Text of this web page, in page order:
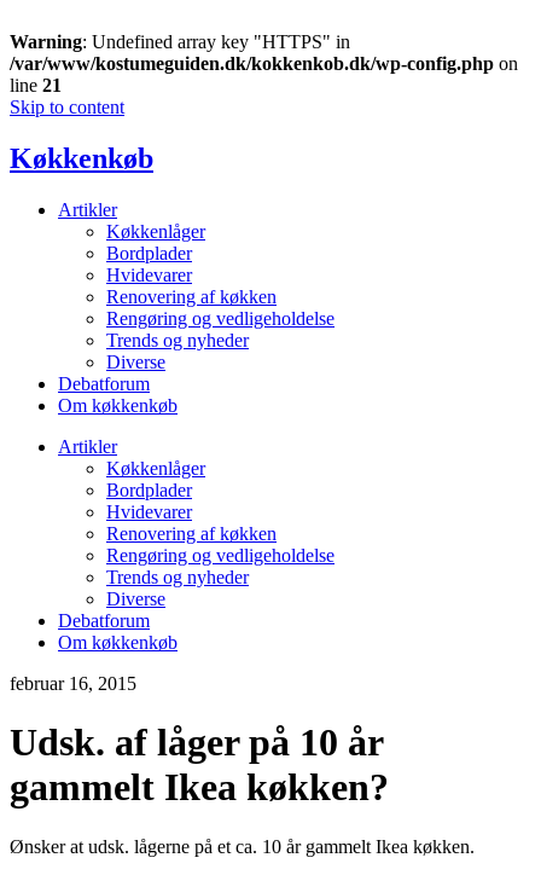
Warning: Undefined array key "HTTPS" in
/var/www/kostumeguiden.dk/kokkenkob.dk/wp-config.php on
line 21
Skip to content
Køkkenkøb
Artikler
Køkkenlåger
Bordplader
Hvidevarer
Renovering af køkken
Rengøring og vedligeholdelse
Trends og nyheder
Diverse
Debatforum
Om køkkenkøb
Artikler
Køkkenlåger
Bordplader
Hvidevarer
Renovering af køkken
Rengøring og vedligeholdelse
Trends og nyheder
Diverse
Debatforum
Om køkkenkøb
februar 16, 2015
Udsk. af låger på 10 år
gammelt Ikea køkken?
Ønsker at udsk. lågerne på et ca. 10 år gammelt Ikea køkken.